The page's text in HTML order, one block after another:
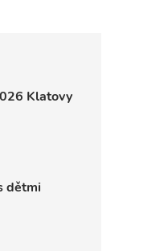
Klatovy
dětmi